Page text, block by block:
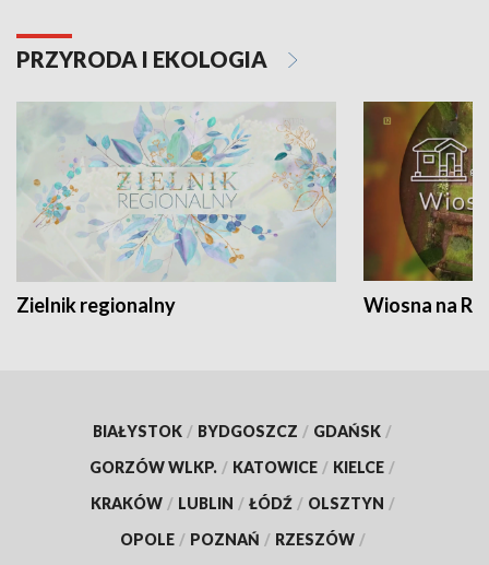
PRZYRODA I EKOLOGIA
Zielnik regionalny Wiosna na
BIAŁYSTOK / BYDGOSZCZ / GDAŃSK /
GORZÓW WLKP. / KATOWICE / KIELCE /
KRAKÓW / LUBLIN / ŁÓDŹ / OLSZTYN /
OPOLE / POZNAŃ / RZESZÓW /